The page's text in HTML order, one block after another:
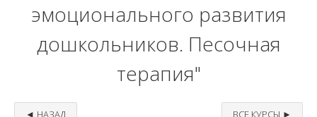
эмоционального развития
дошкольников. Песочная
терапия"
◄ НАЗАД ВСЕ КУРСЫ ►